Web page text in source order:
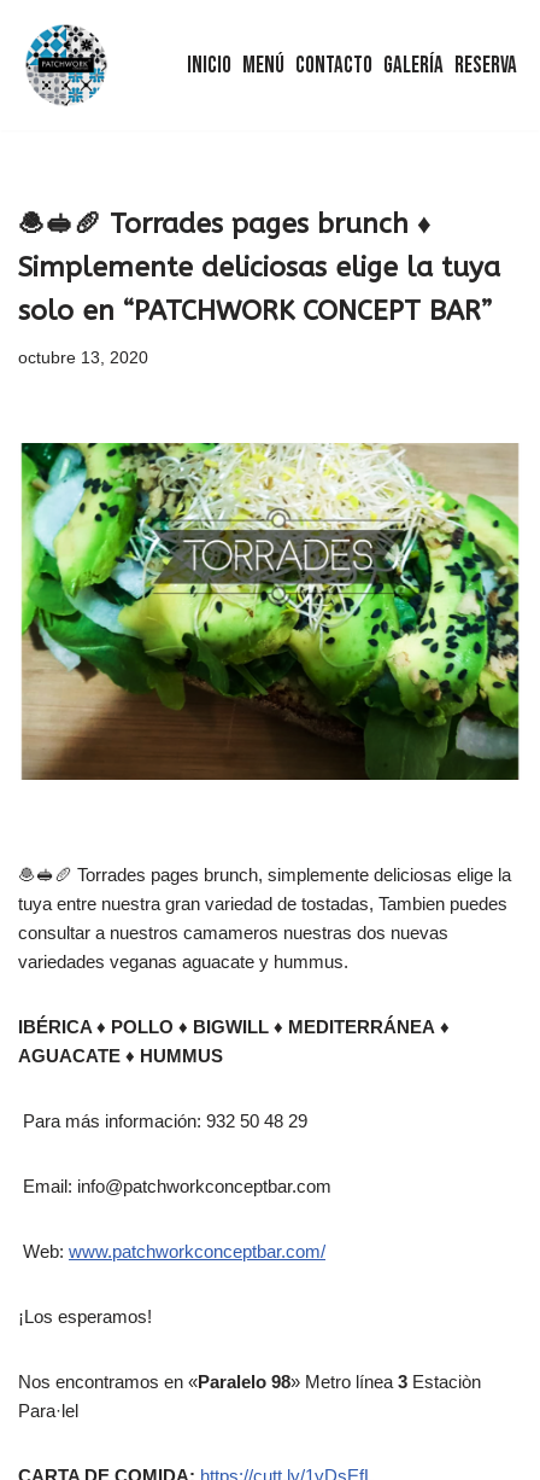
Saltar
Inicio Menú Contacto Galería Reserva
🧆🥪🥖 Torrades pages brunch ♦
Simplemente deliciosas elige la tuya
solo en “PATCHWORK CONCEPT BAR”
octubre 13, 2020
🧆🥪🥖 Torrades pages brunch, simplemente deliciosas elige la
tuya entre nuestra gran variedad de tostadas, Tambien puedes
consultar a nuestros camameros nuestras dos nuevas
variedades veganas aguacate y hummus.
IBÉRICA ♦ POLLO ♦ BIGWILL ♦ MEDITERRÁNEA ♦
AGUACATE ♦ HUMMUS
Para más información: 932 50 48 29
Email: info@patchworkconceptbar.com
Web: www.patchworkconceptbar.com/
¡Los esperamos!
Nos encontramos en «Paralelo 98» Metro línea 3 Estaciòn
Para·lel
CARTA DE COMIDA: https://cutt.ly/1yDsEfL